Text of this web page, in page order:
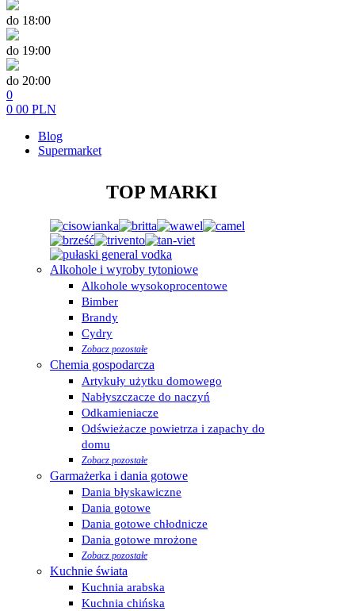
do 18:00
do 19:00
do 20:00
0
0 00 PLN
Blog
Supermarket
TOP MARKI
Alkohole i wyroby tytoniowe
Alkohole wysokoprocentowe
Bimber
Brandy
Cydry
Zobacz pozostałe
Chemia gospodarcza
Artykuły użytku domowego
Nabłyszczacze do naczyń
Odkamieniacze
Odświeżacze powietrza i zapachy do
domu
Zobacz pozostałe
Garmażerka i dania gotowe
Dania błyskawiczne
Dania gotowe
Dania gotowe chłodnicze
Dania gotowe mrożone
Zobacz pozostałe
Kuchnie świata
Kuchnia arabska
Kuchnia chińska